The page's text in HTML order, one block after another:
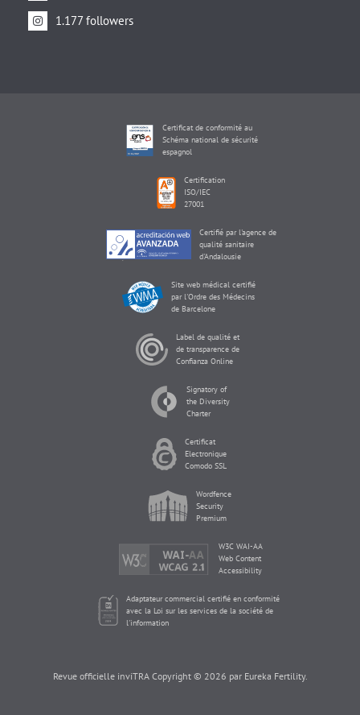
1.177 followers
Certificat de conformité au
Schéma national de sécurité
espagnol
Certification
ISO/IEC
27001
Certifié par l'agence de
qualité sanitaire
d'Andalousie
Site web médical certifié
par l'Ordre des Médecins
de Barcelone
Label de qualité et
de transparence de
Confianza Online
Signatory of
the Diversity
Charter
Certificat
Electronique
Comodo SSL
Wordfence
Security
Premium
W3C WAI-AA
Web Content
Accessibility
Adaptateur commercial certifié en conformité
avec la Loi sur les services de la société de
l'information
Revue officielle inviTRA Copyright © 2026 par Eureka Fertility.